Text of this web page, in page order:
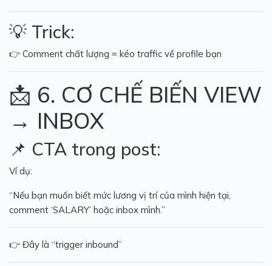
💡 Trick:
👉 Comment chất lượng = kéo traffic về profile bạn
📩 6. CƠ CHẾ BIẾN VIEW
→ INBOX
📌 CTA trong post:
Ví dụ:
“Nếu bạn muốn biết mức lương vị trí của mình hiện tại,
comment ‘SALARY’ hoặc inbox mình.”
👉 Đây là “trigger inbound”